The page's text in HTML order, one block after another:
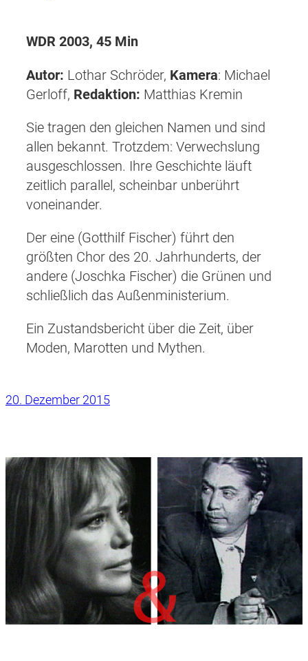
WDR 2003, 45 Min
Autor: Lothar Schröder, Kamera: Michael
Gerloff, Redaktion: Matthias Kremin
Sie tragen den gleichen Namen und sind
allen bekannt. Trotzdem: Verwechslung
ausgeschlossen. Ihre Geschichte läuft
zeitlich parallel, scheinbar unberührt
voneinander.
Der eine (Gotthilf Fischer) führt den
größten Chor des 20. Jahrhunderts, der
andere (Joschka Fischer) die Grünen und
schließlich das Außenministerium.
Ein Zustandsbericht über die Zeit, über
Moden, Marotten und Mythen.
20. Dezember 2015